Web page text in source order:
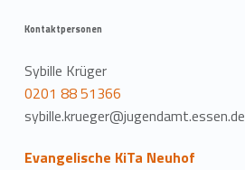
Kontaktpersonen
Sybille Krüger
0201 88 51366
sybille.krueger@jugendamt.essen.de
Evangelische KiTa Neuhof